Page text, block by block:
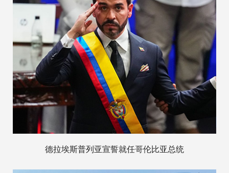
德拉埃斯普列亚宣誓就任哥伦比亚总统